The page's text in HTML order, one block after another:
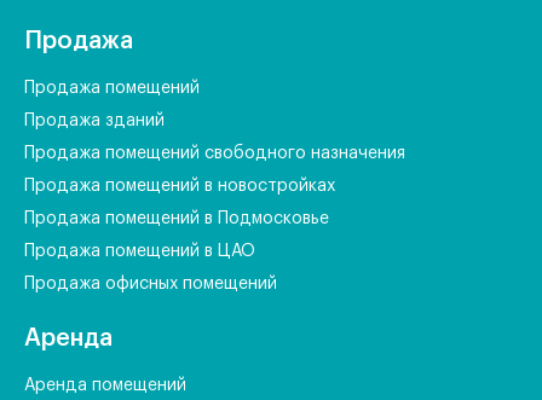
Продажа
Продажа помещений
Продажа зданий
Продажа помещений свободного назначения
Продажа помещений в новостройках
Продажа помещений в Подмосковье
Продажа помещений в ЦАО
Продажа офисных помещений
Аренда
Аренда помещений